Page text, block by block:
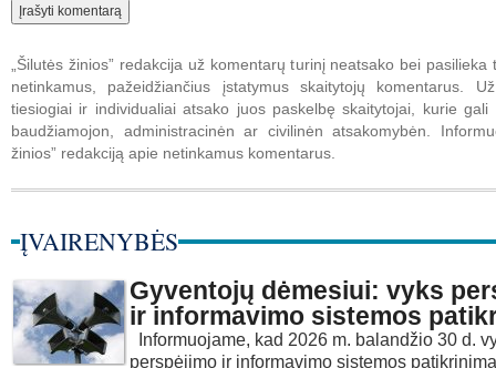
„Šilutės žinios” redakcija už komentarų turinį neatsako bei pasilieka
netinkamus, pažeidžiančius įstatymus skaitytojų komentarus.
tiesiogiai ir individualiai atsako juos paskelbę skaitytojai, kurie gali
baudžiamojon, administracinėn ar civilinėn atsakomybėn.
žinios” redakciją apie netinkamus komentarus.
ĮVAIRENYBĖS
Gyventojų dėmesiui: vyks
ir informavimo sistemos
Informuojame, kad 2026 m. balandžio 30 d.
perspėjimo ir informavimo sistemos